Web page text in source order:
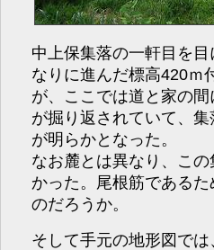
中上保集落の一軒目を
なりに進んだ標高420ｍ
が、ここでは道と家の
が掘り返されていて、
が明らかとなった。
なお麓とは異なり、こ
かった。尾根筋である
のだろうか。
そして手元の地形図で